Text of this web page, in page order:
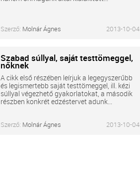
Szerző: Molnár Ágnes 2013-10-04
Szabad súllyal, saját testtömeggel,
nőknek
A cikk első részében leírjuk a legegyszerűbb
és legismertebb saját testtömeggel, ill. kézi
súllyal végezhető gyakorlatokat, a második
részben konkrét edzéstervet adunk...
Szerző: Molnár Ágnes 2013-10-04